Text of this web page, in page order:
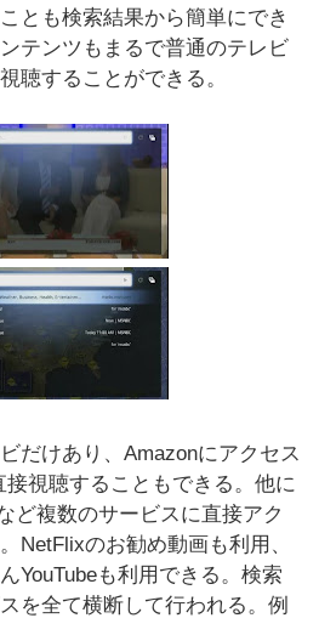
とも検索結果から簡単にでき
テンツもまるで普通のテレビ
聴することができる。
だけあり、Amazonにアクセス
接視聴することもできる。他に
ど複数のサービスに直接アク
NetFlixのお勧め動画も利用、
YouTubeも利用できる。検索
を全て横断して行われる。例